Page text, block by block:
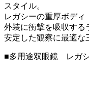
スタイル。
レガシーの重厚ボディ
外装に衝撃を吸収する
安定した観察に最適な
■多用途双眼鏡 レガ